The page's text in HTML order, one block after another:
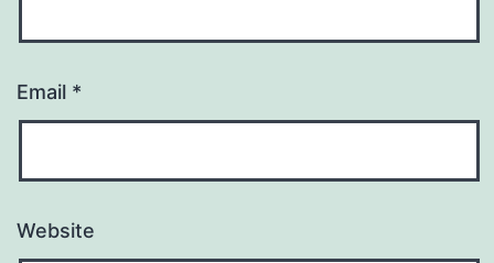
Email *
Website